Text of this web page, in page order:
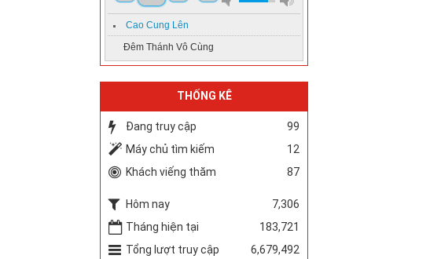
Cao Cung Lên
Đêm Thánh Vô Cùng
THỐNG KÊ
Đang truy cập
99
Máy chủ tìm kiếm
12
Khách viếng thăm
87
Hôm nay
7,306
Tháng hiện tại
183,721
Tổng lượt truy cập
6,679,492